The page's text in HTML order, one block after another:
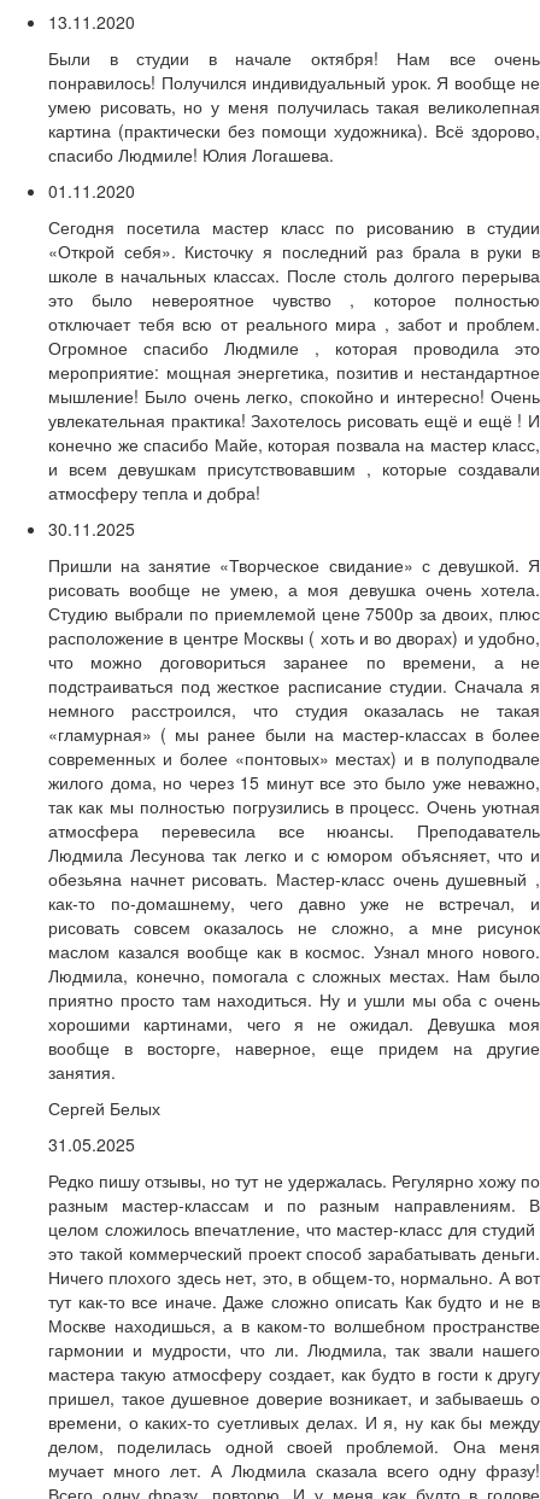
13.11.2020
Были в студии в начале октября! Нам все очень
понравилось! Получился индивидуальный урок. Я вообще не
умею рисовать, но у меня получилась такая великолепная
картина (практически без помощи художника). Всё здорово,
спасибо Людмиле! Юлия Логашева.
01.11.2020
Сегодня посетила мастер класс по рисованию в студии
«Открой себя». Кисточку я последний раз брала в руки в
школе в начальных классах. После столь долгого перерыва
это было невероятное чувство , которое полностью
отключает тебя всю от реального мира , забот и проблем.
Огромное спасибо Людмиле , которая проводила это
мероприятие: мощная энергетика, позитив и нестандартное
мышление! Было очень легко, спокойно и интересно! Очень
увлекательная практика! Захотелось рисовать ещё и ещё ! И
конечно же спасибо Майе, которая позвала на мастер класс,
и всем девушкам присутствовавшим , которые создавали
атмосферу тепла и добра!
30.11.2025
Пришли на занятие «Творческое свидание» с девушкой. Я
рисовать вообще не умею, а моя девушка очень хотела.
Студию выбрали по приемлемой цене 7500р за двоих, плюс
расположение в центре Москвы ( хоть и во дворах) и удобно,
что можно договориться заранее по времени, а не
подстраиваться под жесткое расписание студии. Сначала я
немного расстроился, что студия оказалась не такая
«гламурная» ( мы ранее были на мастер-классах в более
современных и более «понтовых» местах) и в полуподвале
жилого дома, но через 15 минут все это было уже неважно,
так как мы полностью погрузились в процесс. Очень уютная
атмосфера перевесила все нюансы. Преподаватель
Людмила Лесунова так легко и с юмором объясняет, что и
обезьяна начнет рисовать. Мастер-класс очень душевный ,
как-то по-домашнему, чего давно уже не встречал, и
рисовать совсем оказалось не сложно, а мне рисунок
маслом казался вообще как в космос. Узнал много нового.
Людмила, конечно, помогала с сложных местах. Нам было
приятно просто там находиться. Ну и ушли мы оба с очень
хорошими картинами, чего я не ожидал. Девушка моя
вообще в восторге, наверное, еще придем на другие
занятия.
Сергей Белых
31.05.2025
Редко пишу отзывы, но тут не удержалась. Регулярно хожу по
разным мастер-классам и по разным направлениям. В
целом сложилось впечатление, что мастер-класс для студий
это такой коммерческий проект способ зарабатывать деньги.
Ничего плохого здесь нет, это, в общем-то, нормально. А вот
тут как-то все иначе. Даже сложно описать Как будто и не в
Москве находишься, а в каком-то волшебном пространстве
гармонии и мудрости, что ли. Людмила, так звали нашего
мастера такую атмосферу создает, как будто в гости к другу
пришел, такое душевное доверие возникает, и забываешь о
времени, о каких-то суетливых делах. И я, ну как бы между
делом, поделилась одной своей проблемой. Она меня
мучает много лет. А Людмила сказала всего одну фразу!